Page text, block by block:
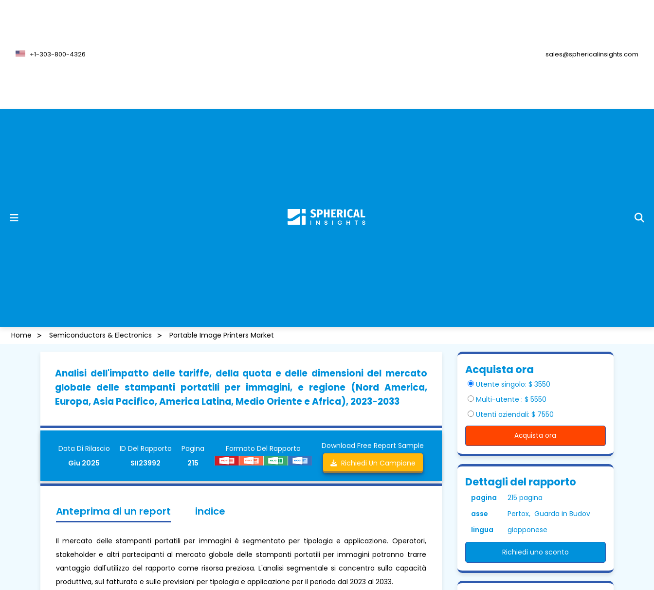
+1-303-800-4326 sales@sphericalinsights.com
Home Semiconductors & Electronics Portable Image Printers Market
Analisi dell'impatto delle tariffe, della quota e delle dimensioni del mercato
globale delle stampanti portatili per immagini, e regione (Nord America,
Europa, Asia Pacifico, America Latina, Medio Oriente e Africa), 2023-2033
Data Di Rilascio
Giu 2025
ID Del Rapporto
SII23992
Pagina
215
Formato Del Rapporto
Download Free Report Sample
Richiedi Un Campione
Anteprima di un report indice
Il mercato delle stampanti portatili per immagini è segmentato per tipologia e applicazione. Operatori,
stakeholder e altri partecipanti al mercato globale delle stampanti portatili per immagini potranno trarre
vantaggio dall'utilizzo del rapporto come risorsa preziosa. L'analisi segmentale si concentra sulla capacità
produttiva, sul fatturato e sulle previsioni per tipologia e applicazione per il periodo dal 2023 al 2033.
Acquista ora
Utente singolo: $ 3550
Multi-utente : $ 5550
Utenti aziendali: $ 7550
Acquista ora
Dettagli del rapporto
pagina
215 pagina
asse
Pertox, Guarda in Budov
lingua
giapponese
Richiedi uno sconto